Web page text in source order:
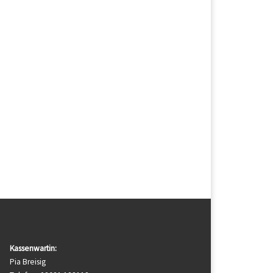
Kassenwartin:
Pia Breisig